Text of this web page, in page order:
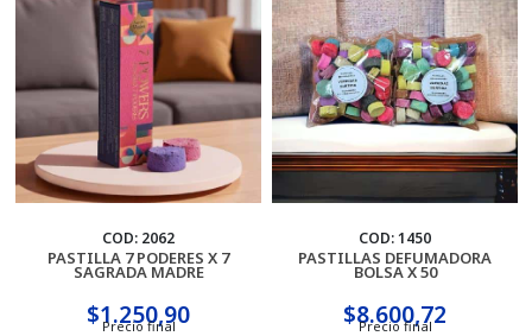
COD: 2062
PASTILLA 7 PODERES X 7
SAGRADA MADRE
$1.250,90
Precio final
COD: 1450
PASTILLAS DEFUMADORA
BOLSA X 50
$8.600,72
Precio final